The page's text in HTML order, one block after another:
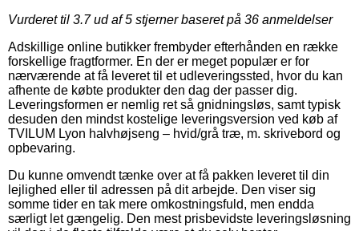
Vurderet til 3.7ud af 5 stjerner baseret på 36 anmeldelser
Adskillige online butikker frembyder efterhånden en række
forskellige fragtformer. En der er meget populær er for
nærværende at få leveret til et udleveringssted, hvor du kan
afhente de købte produkter den dag der passer dig.
Leveringsformen er nemlig ret så gnidningsløs, samt typisk
desuden den mindst kostelige leveringsversion ved køb af
TVILUM Lyon halvhøjseng – hvid/grå træ, m. skrivebord og
opbevaring.
Du kunne omvendt tænke over at få pakken leveret til din
lejlighed eller til adressen på dit arbejde. Den viser sig
somme tider en tak mere omkostningsfuld, men endda
særligt let gængelig. Den mest prisbevidste leveringsløsning